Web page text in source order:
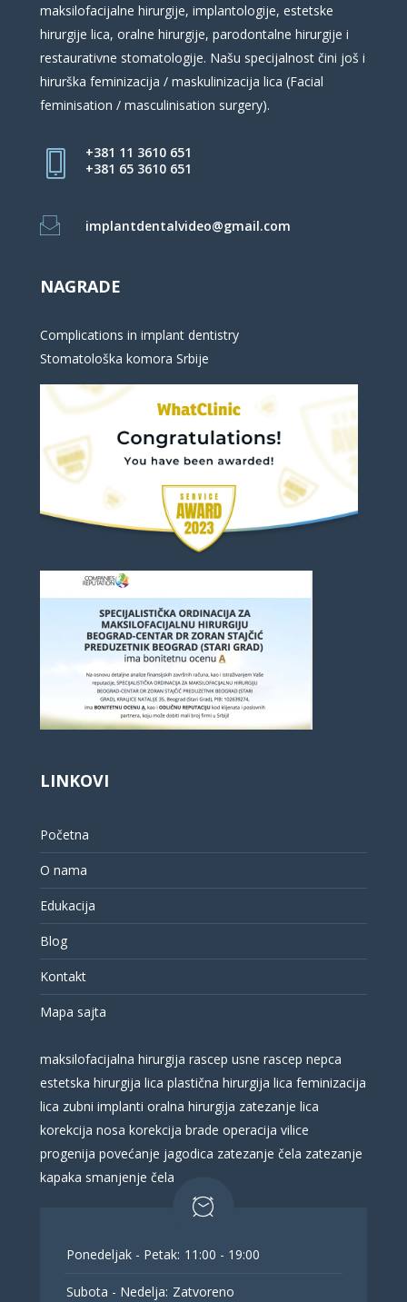
maksilofacijalne hirurgije, implantologije, estetske
hirurgije lica, oralne hirurgije, parodontalne hirurgije i
restaurativne stomatologije. Našu specijalnost čini još i
hirurška feminizacija / maskulinizacija lica (Facial
feminisation / masculinisation surgery).
+381 11 3610 651
+381 65 3610 651
implantdentalvideo@gmail.com
NAGRADE
Complications in implant dentistry
Stomatološka komora Srbije
LINKOVI
Početna
O nama
Edukacija
Blog
Kontakt
Mapa sajta
maksilofacijalna hirurgija rascep usne rascep nepca
estetska hirurgija lica plastična hirurgija lica feminizacija
lica zubni implanti oralna hirurgija zatezanje lica
korekcija nosa korekcija brade operacija vilice
progenija povećanje jagodica zatezanje čela zatezanje
kapaka smanjenje čela
Ponedeljak - Petak: 11:00 - 19:00
Subota - Nedelja: Zatvoreno